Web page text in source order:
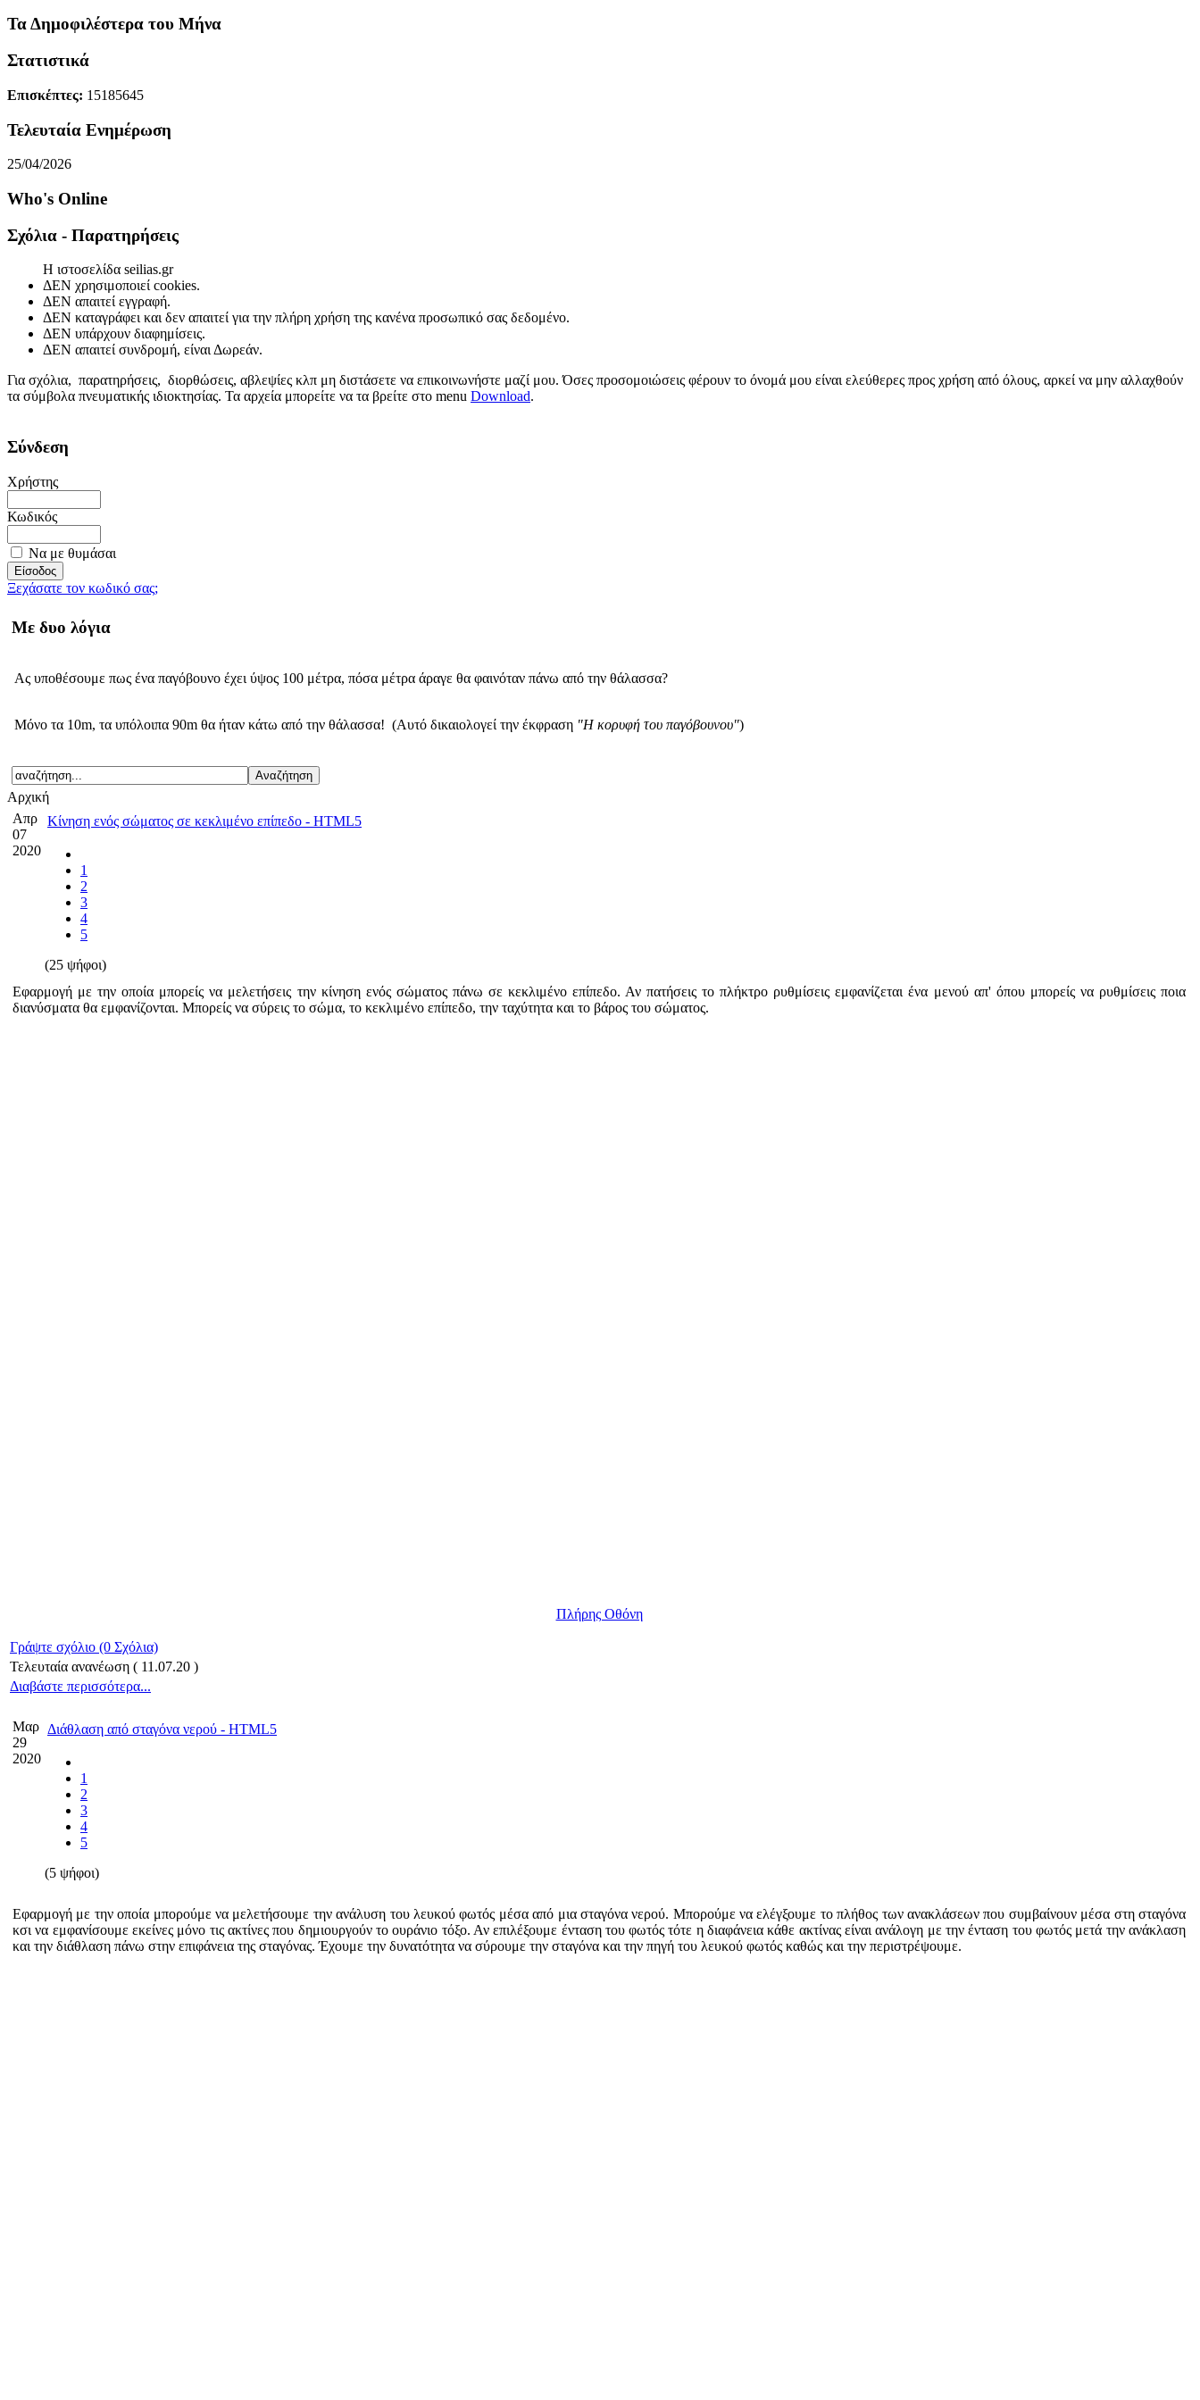
Τα Δημοφιλέστερα του Μήνα
Στατιστικά
Επισκέπτες: 15185645
Τελευταία Ενημέρωση
25/04/2026
Who's Online
Σχόλια - Παρατηρήσεις
Η ιστοσελίδα seilias.gr
ΔΕΝ χρησιμοποιεί cookies.
ΔΕΝ απαιτεί εγγραφή.
ΔΕΝ καταγράφει και δεν απαιτεί για την πλήρη χρήση της κανένα προσωπικό σας δεδομένο.
ΔΕΝ υπάρχουν διαφημίσεις.
ΔΕΝ απαιτεί συνδρομή, είναι Δωρεάν.
Για σχόλια, παρατηρήσεις, διορθώσεις, αβλεψίες κλπ μη διστάσετε να επικοινωνήστε μαζί μου. Όσες προσομοιώσεις φέρουν το όνομά μου είναι ελεύθερες προς χρήση από όλους, αρκεί να μην αλλαχθούν
τα σύμβολα πνευματικής ιδιοκτησίας. Τα αρχεία μπορείτε να τα βρείτε στο menu Download.
Σύνδεση
Χρήστης
Κωδικός
Να με θυμάσαι
Ξεχάσατε τον κωδικό σας;
Με δυο λόγια
Ας υποθέσουμε πως ένα παγόβουνο έχει ύψος 100 μέτρα, πόσα μέτρα άραγε θα φαινόταν πάνω από την θάλασσα?
Μόνο τα 10m, τα υπόλοιπα 90m θα ήταν κάτω από την θάλασσα! (Αυτό δικαιολογεί την έκφραση "Η κορυφή του παγόβουνου")
Αρχική
Απρ
07
2020
Κίνηση ενός σώματος σε κεκλιμένο επίπεδο - HTML5
1
2
3
4
5
(25 ψήφοι)
Εφαρμογή με την οποία μπορείς να μελετήσεις την κίνηση ενός σώματος πάνω σε κεκλιμένο επίπεδο. Αν πατήσεις το πλήκτρο ρυθμίσεις εμφανίζεται ένα μενού απ' όπου μπορείς να ρυθμίσεις ποια
διανύσματα θα εμφανίζονται. Μπορείς να σύρεις το σώμα, το κεκλιμένο επίπεδο, την ταχύτητα και το βάρος του σώματος.
Πλήρης Οθόνη
Γράψτε σχόλιο (0 Σχόλια)
Τελευταία ανανέωση ( 11.07.20 )
Διαβάστε περισσότερα...
Μαρ
29
2020
Διάθλαση από σταγόνα νερού - HTML5
1
2
3
4
5
(5 ψήφοι)
Εφαρμογή με την οποία μπορούμε να μελετήσουμε την ανάλυση του λευκού φωτός μέσα από μια σταγόνα νερού. Μπορούμε να ελέγξουμε το πλήθος των ανακλάσεων που συμβαίνουν μέσα στη σταγόνα
κσι να εμφανίσουμε εκείνες μόνο τις ακτίνες που δημιουργούν το ουράνιο τόξο. Αν επιλέξουμε ένταση του φωτός τότε η διαφάνεια κάθε ακτίνας είναι ανάλογη με την ένταση του φωτός μετά την ανάκλαση
και την διάθλαση πάνω στην επιφάνεια της σταγόνας. Έχουμε την δυνατότητα να σύρουμε την σταγόνα και την πηγή του λευκού φωτός καθώς και την περιστρέψουμε.